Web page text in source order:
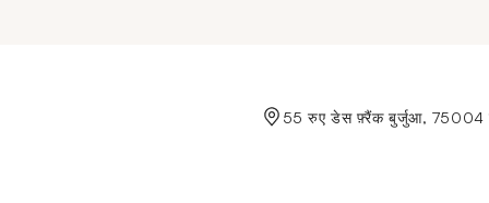
Municipal de Paris 55 रुए डेस फ़्रैंक बुर्जुआ, 75004